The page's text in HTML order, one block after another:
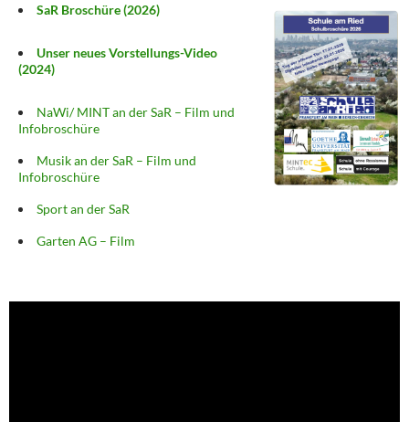
SaR Broschüre (2026)
Unser neues Vorstellungs-Video
(2024)
NaWi/ MINT an der SaR – Film und
Infobroschüre
Musik an der SaR – Film und
Infobroschüre
Sport an der SaR
Garten AG – Film